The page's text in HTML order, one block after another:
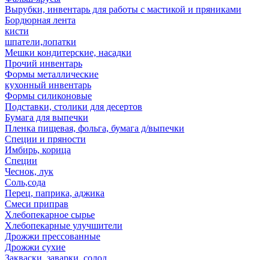
Вырубки, инвентарь для работы с мастикой и пряниками
Бордюрная лента
кисти
шпатели,лопатки
Мешки кондитерские, насадки
Прочий инвентарь
Формы металлические
кухонный инвентарь
Формы силиконовые
Подставки, столики для десертов
Бумага для выпечки
Пленка пищевая, фольга, бумага д/выпечки
Специи и пряности
Имбирь, корица
Специи
Чеснок, лук
Соль,сода
Перец, паприка, аджика
Смеси приправ
Хлебопекарное сырье
Хлебопекарные улучшители
Дрожжи прессованные
Дрожжи сухие
Закваски, заварки, солод